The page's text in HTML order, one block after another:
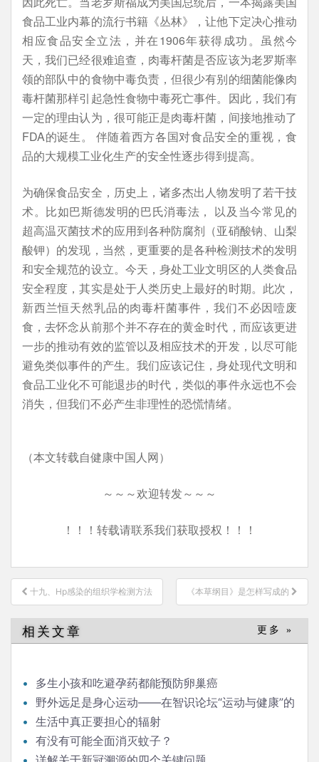
食品工业内幕的流行书籍《丛林》，让他下定决心推动
相应食品安全立法，并在1906年获得成功。虽然今
天，我们已经很难追查，肉毒杆菌是否应该为老罗斯率
领的部队中的食物中毒负责，但很少有别的细菌能像肉
毒杆菌那样引起急性食物中毒死亡事件。因此，我们有
一定的理由认为，很可能正是肉毒杆菌，间接地推动了
FDA的诞生。 伴随着西方各国对食品安全的重视，食
品的大规模工业化生产的安全性逐步得到提高。
为确保食品安全，历史上，诸多杰出人物发明了若干技
术。比如巴斯德发明的巴氏消毒法， 以及当今常见的
超高温灭菌技术的应用到各种防腐剂（亚硝酸钠、山梨
酸钾）的发现，当然，更重要的是各种检测技术的发明
和安全规范的设立。今天，身处工业文明区的人类食品
安全程度，其实是处于人类历史上最好的时期。此次，
新西兰恒天然乳品的肉毒杆菌事件，我们不必因噎废
食，去怀念从前那个并不存在的黄金时代，而应该更进
一步的推动有效的监管以及相应技术的开发，以尽可能
避免类似事件的产生。我们应该记住，身处现代文明和
食品工业化不可能退步的时代，类似的事件永远也不会
消失，但我们不必产生非理性的恐慌情绪。
（本文转载自健康中国人网）
～～～欢迎转发～～～
！！！转载请联系我们获取授权！！！
文
章
导
航
十九、Hp感染的组织学检测方法 《本草纲目》是怎样写成的
相关文章 更多 »
多生小孩和吃避孕药都能预防卵巢癌
野外远足是身心运动——在智识论坛“运动与健康”的
发言生活中真正要担心的辐射
有没有可能全面消灭蚊子？